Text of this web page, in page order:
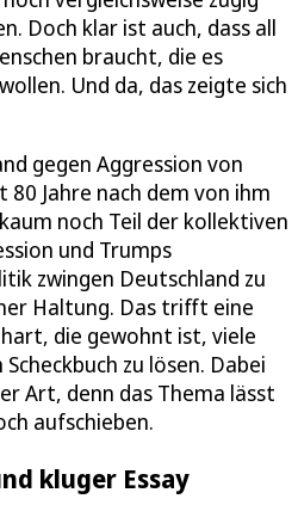
Doch klar ist auch, dass all
braucht, die es
Und da, das zeigte sich
gegen Aggression von
Jahre nach dem von ihm
noch Teil der kollektiven
und Trumps
zwingen Deutschland zu
Haltung. Das trifft eine
die gewohnt ist, viele
zu lösen. Dabei
Art, denn das Thema lässt
aufschieben.
kluger Essay